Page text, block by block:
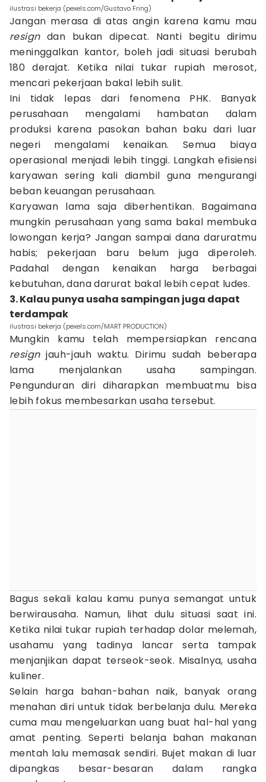
ilustrasi bekerja (pexels.com/Gustavo Fring)
Jangan merasa di atas angin karena kamu mau
resign dan bukan dipecat. Nanti begitu dirimu
meninggalkan kantor, boleh jadi situasi berubah
180 derajat. Ketika nilai tukar rupiah merosot,
mencari pekerjaan bakal lebih sulit.
Ini tidak lepas dari fenomena PHK. Banyak
perusahaan mengalami hambatan dalam
produksi karena pasokan bahan baku dari luar
negeri mengalami kenaikan. Semua biaya
operasional menjadi lebih tinggi. Langkah efisiensi
karyawan sering kali diambil guna mengurangi
beban keuangan perusahaan.
Karyawan lama saja diberhentikan. Bagaimana
mungkin perusahaan yang sama bakal membuka
lowongan kerja? Jangan sampai dana daruratmu
habis; pekerjaan baru belum juga diperoleh.
Padahal dengan kenaikan harga berbagai
kebutuhan, dana darurat bakal lebih cepat ludes.
3. Kalau punya usaha sampingan juga dapat
terdampak
ilustrasi bekerja (pexels.com/MART PRODUCTION)
Mungkin kamu telah mempersiapkan rencana
resignjauh-jauh waktu. Dirimu sudah beberapa
lama menjalankan usaha sampingan.
Pengunduran diri diharapkan membuatmu bisa
lebih fokus membesarkan usaha tersebut.
Bagus sekali kalau kamu punya semangat untuk
berwirausaha. Namun, lihat dulu situasi saat ini.
Ketika nilai tukar rupiah terhadap dolar melemah,
usahamu yang tadinya lancar serta tampak
menjanjikan dapat terseok-seok. Misalnya, usaha
kuliner.
Selain harga bahan-bahan naik, banyak orang
menahan diri untuk tidak berbelanja dulu. Mereka
cuma mau mengeluarkan uang buat hal-hal yang
amat penting. Seperti belanja bahan makanan
mentah lalu memasak sendiri. Bujet makan di luar
dipangkas besar-besaran dalam rangka